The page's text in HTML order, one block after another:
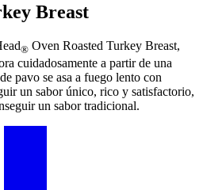
Breast
® Oven Roasted Turkey Breast,
cuidadosamente a partir de una
pavo se asa a fuego lento con
un sabor único, rico y satisfactorio,
un sabor tradicional.